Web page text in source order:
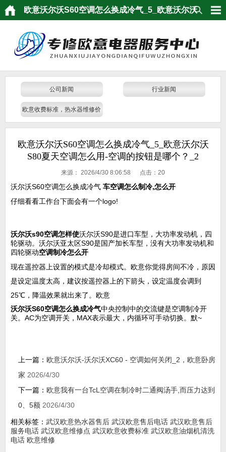
欧意沃尔沃S60空调怎么换成冷气_5_欧意沃尔沃
S80夏天空调怎么用-空调的按钮是哪个？_2
公司新闻 行业新闻
欧意收费标准，热水器维修价
欧意沃尔沃S60空调怎么换成冷气_5_欧意沃尔沃
S80夏天空调怎么用-空调的按钮是哪个？_2
来源： 2026/4/30 8:06:58 点击： 20
沃尔沃S60空调怎么换成冷气 车空调怎么制冷,怎么开
仔细看看工作台下面会有一个logo!
沃尔沃s90空调怎样使沃尔沃S90是进口车型，大功率发动机，四
轮驱动。沃尔沃亚太区S90是国产加长车型，没有大功率发动机和
四轮驱动空调制冷怎么开
现在遥控器上设置的模式是冷却模式。欧意你觉得房间不冷，原因
是设定温度太高，建议按遥控器上的下箭头，设定温度会调到
25℃，降温效果就出来了。欧意
沃尔沃S60空调怎么换成冷气中央控制中的交流键是空调制冷开
关。AC为空调开关，MAX表示最大，内循环可手动切换。默~
上一篇： 欧意沃尔沃-沃尔沃XC60 - 空调如何关闭_2，欧意卧房
家 2026/4/30
下一篇： 欧意我有一台TcL空调在制冷时二通阀汤手,而压力达到
0、5额 2026/4/30
相关标签： 武汉欧意热水器售后 武汉欧意售后电话 武汉欧意售后
服务电话 武汉欧意维修点 武汉欧意收费标准 武汉欧意油烟机清洗
电话 欧意维修